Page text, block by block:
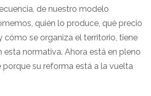
de nuestro modelo
quién lo produce, qué precio
cómo se organiza el territorio, tiene
esta normativa. Ahora está en pleno
su reforma está a la vuelta